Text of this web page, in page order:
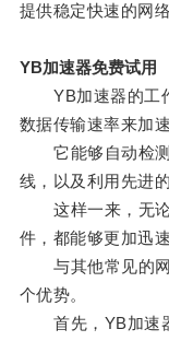
提供稳定快速的网络
YB加速器免费试用
YB加速器的工作
数据传输速率来加
它能够自动检测
线，以及利用先进
这样一来，无论
件，都能够更加迅
与其他常见的网
个优势。
首先，YB加速器